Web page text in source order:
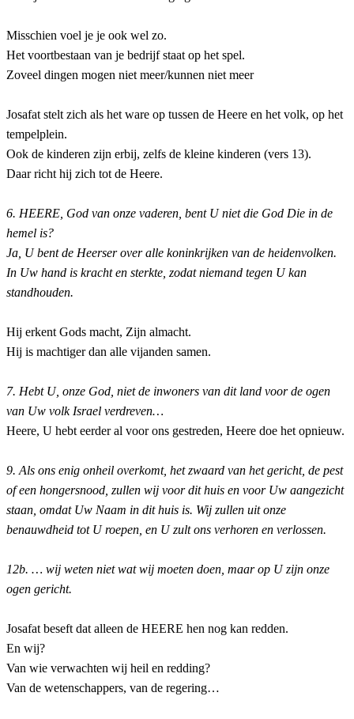
Misschien voel je je ook wel zo.
Het voortbestaan van je bedrijf staat op het spel.
Zoveel dingen mogen niet meer/kunnen niet meer
Josafat stelt zich als het ware op tussen de Heere en het volk, op het
tempelplein.
Ook de kinderen zijn erbij, zelfs de kleine kinderen (vers 13).
Daar richt hij zich tot de Heere.
6. HEERE, God van onze vaderen, bent U niet die God Die in de
hemel is?
Ja, U bent de Heerser over alle koninkrijken van de heidenvolken.
In Uw hand is kracht en sterkte, zodat niemand tegen U kan
standhouden.
Hij erkent Gods macht, Zijn almacht.
Hij is machtiger dan alle vijanden samen.
7. Hebt U, onze God, niet de inwoners van dit land voor de ogen
van Uw volk Israel verdreven…
Heere, U hebt eerder al voor ons gestreden, Heere doe het opnieuw.
9. Als ons enig onheil overkomt, het zwaard van het gericht, de pest
of een hongersnood, zullen wij voor dit huis en voor Uw aangezicht
staan, omdat Uw Naam in dit huis is. Wij zullen uit onze
benauwdheid tot U roepen, en U zult ons verhoren en verlossen.
12b. … wij weten niet wat wij moeten doen, maar op U zijn onze
ogen gericht.
Josafat beseft dat alleen de HEERE hen nog kan redden.
En wij?
Van wie verwachten wij heil en redding?
Van de wetenschappers, van de regering…